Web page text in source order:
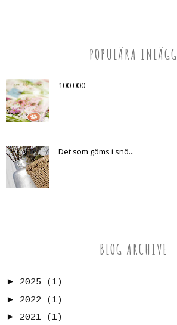
POPULÄRA INLÄGG
100 000
Det som göms i snö...
BLOG ARCHIVE
► 2025
(1)
► 2022
(1)
► 2021
(1)